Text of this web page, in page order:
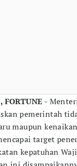
FORTUNE -
pemerintah
maupun
target
kepatuhan